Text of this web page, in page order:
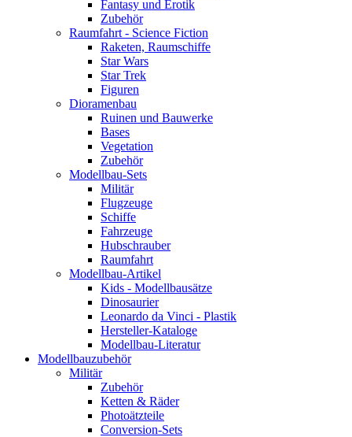
Fantasy und Erotik
Zubehör
Raumfahrt - Science Fiction
Raketen, Raumschiffe
Star Wars
Star Trek
Figuren
Dioramenbau
Ruinen und Bauwerke
Bases
Vegetation
Zubehör
Modellbau-Sets
Militär
Flugzeuge
Schiffe
Fahrzeuge
Hubschrauber
Raumfahrt
Modellbau-Artikel
Kids - Modellbausätze
Dinosaurier
Leonardo da Vinci - Plastik
Hersteller-Kataloge
Modellbau-Literatur
Modellbauzubehör
Militär
Zubehör
Ketten & Räder
Photoätzteile
Conversion-Sets